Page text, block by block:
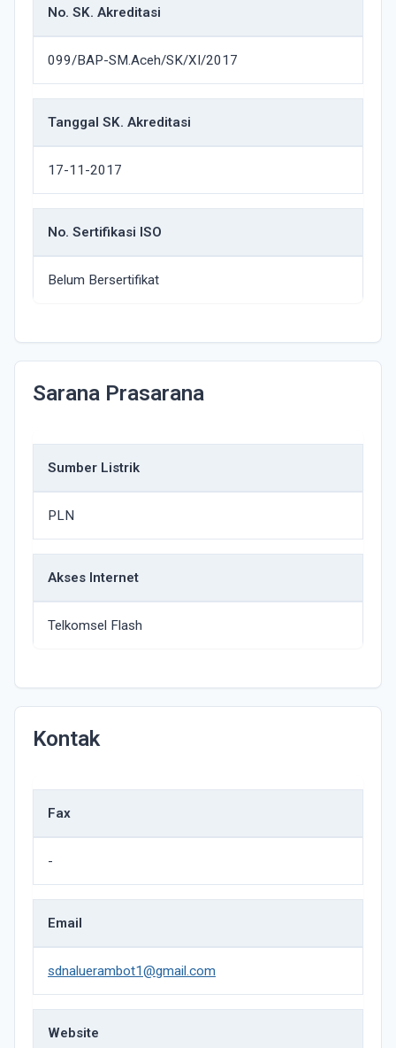
No. SK. Akreditasi
099/BAP-SM.Aceh/SK/XI/2017
Tanggal SK. Akreditasi
17-11-2017
No. Sertifikasi ISO
Belum Bersertifikat
Sarana Prasarana
Sumber Listrik
PLN
Akses Internet
Telkomsel Flash
Kontak
Fax
-
Email
sdnaluerambot1@gmail.com
Website